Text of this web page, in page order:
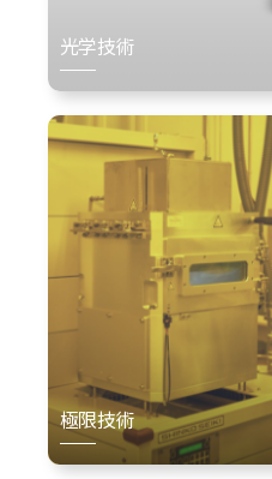
光学技術
極限技術